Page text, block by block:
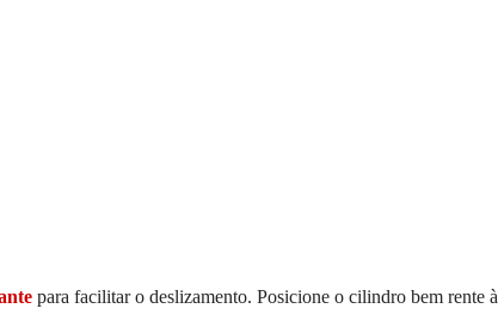
para facilitar o deslizamento. Posicione o cilindro bem rente à